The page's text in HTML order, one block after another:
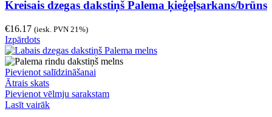
Kreisais dzegas dakstiņš Palema ķieģeļsarkans/brūns
€16.17 (iesk. PVN 21%)
Izpārdots
Pievienot salīdzināšanai
Ātrais skats
Pievienot vēlmju sarakstam
Lasīt vairāk